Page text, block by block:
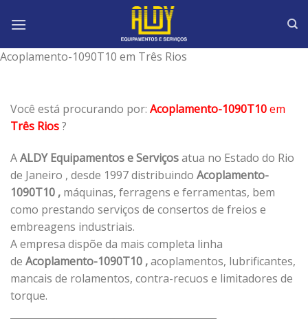
Acoplamento-1090T10 em Três Rios
Você está procurando por: Acoplamento-1090T10em
Três Rios?
AALDY Equipamentos e Serviçosatua no Estado do Rio
de Janeiro , desde 1997 distribuindo Acoplamento-
1090T10 , máquinas, ferragens e ferramentas, bem
como prestando serviços de consertos de freios e
embreagens industriais.
A empresa dispõe da mais completa linha
de Acoplamento-1090T10 ,acoplamentos, lubrificantes,
mancais de rolamentos, contra-recuos e limitadores de
torque.